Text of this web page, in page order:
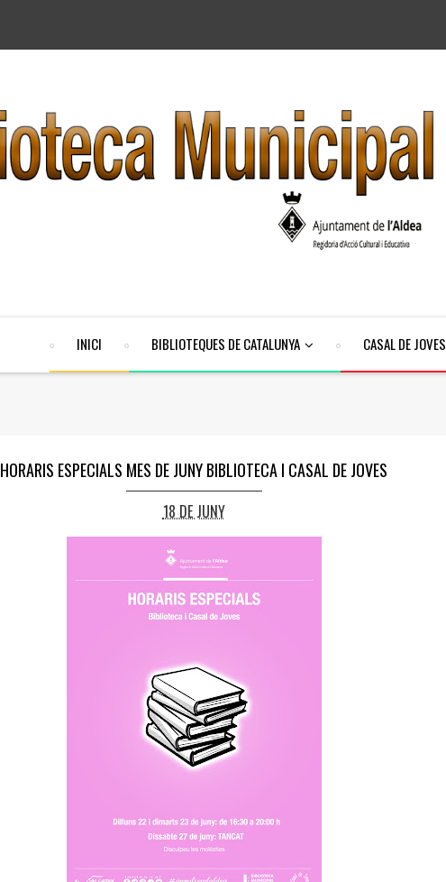
INICI BIBLIOTEQUES DE CATALUNYA CASAL DE JOVES
HORARIS ESPECIALS MES DE JUNY BIBLIOTECA I CASAL DE JOVES
18 DE JUNY